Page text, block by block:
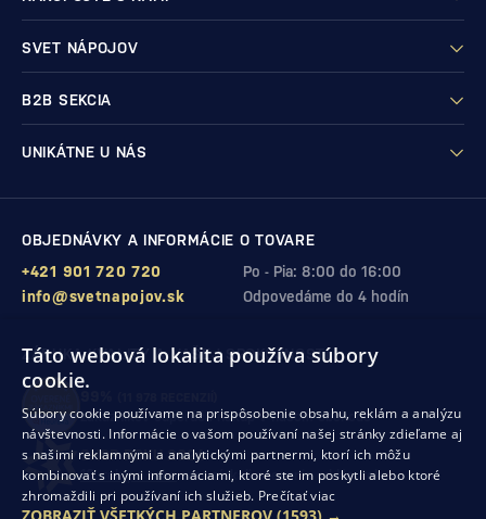
SVET NÁPOJOV
B2B SEKCIA
UNIKÁTNE U NÁS
OBJEDNÁVKY A INFORMÁCIE O TOVARE
Po - Pia: 8:00 do 16:00
+421 901 720 720
Odpovedáme do 4 hodín
info@svetnapojov.sk
ZÁRUKA KVALITY A VAŠEJ SPOKOJNOSTI
zákazníkov odporúča nákup v našom obchode
SHOP ROKU 2024
10. rok po sebesme získali ocenenie od Heureka
Táto webová lokalita používa súbory
cookie.
Súbory cookie používame na prispôsobenie obsahu, reklám a analýzu
návštevnosti. Informácie o vašom používaní našej stránky zdieľame aj
s našimi reklamnými a analytickými partnermi, ktorí ich môžu
kombinovať s inými informáciami, ktoré ste im poskytli alebo ktoré
zhromaždili pri používaní ich služieb. Prečítať viac